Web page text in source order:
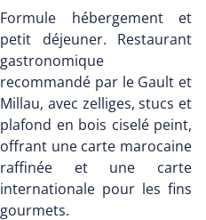
Formule hébergement et
petit déjeuner. Restaurant
gastronomique
recommandé par le Gault et
Millau, avec zelliges, stucs et
plafond en bois ciselé peint,
offrant une carte marocaine
raffinée et une carte
internationale pour les fins
gourmets.